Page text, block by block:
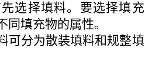
选择填料。要选择填充
同填充物的属性。
可分为散装填料和规整填